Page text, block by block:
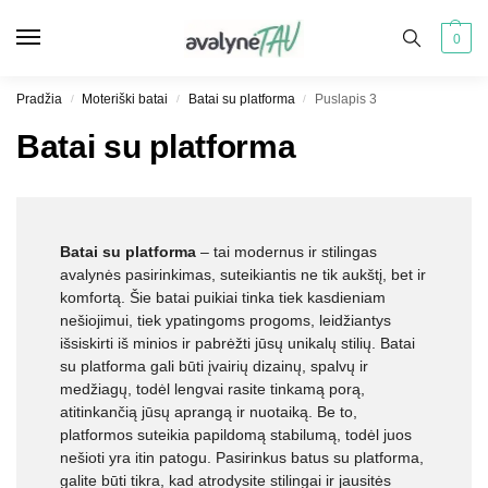
0
Pradžia / Moteriški batai / Batai su platforma / Puslapis 3
Batai su platforma
Batai su platforma – tai modernus ir stilingas
avalynės pasirinkimas, suteikiantis ne tik aukštį, bet ir
komfortą. Šie batai puikiai tinka tiek kasdieniam
nešiojimui, tiek ypatingoms progoms, leidžiantys
išsiskirti iš minios ir pabrėžti jūsų unikalų stilių. Batai
su platforma gali būti įvairių dizainų, spalvų ir
medžiagų, todėl lengvai rasite tinkamą porą,
atitinkančią jūsų aprangą ir nuotaiką. Be to,
platformos suteikia papildomą stabilumą, todėl juos
nešioti yra itin patogu. Pasirinkus batus su platforma,
galite būti tikra, kad atrodysite stilingai ir jausitės